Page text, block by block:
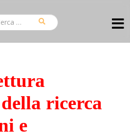
ricerca
e